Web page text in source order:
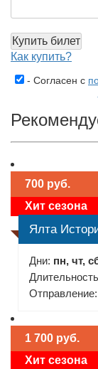
Купить билет
Как купить?
- Согласен с
700 руб.
Хит сезона
Ялта
Дни: пн, чт,
Отправление:
1 700 руб.
Хит сезона